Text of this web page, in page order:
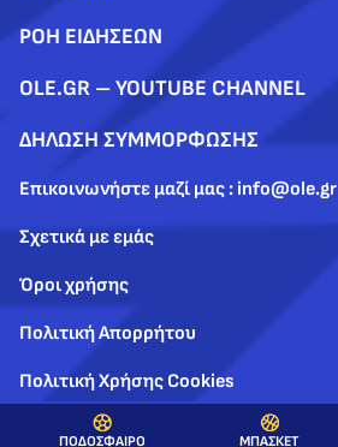
ΠΟΔΟΣΦΑΙΡΟ ΜΠΑΣΚΕΤ
ΡΟΗ ΕΙΔΗΣΕΩΝ
OLE.GR – YOUTUBE CHANNEL
ΔΗΛΩΣΗ ΣΥΜΜΟΡΦΩΣΗΣ
Επικοινωνήστε μαζί μας : info@ole.gr
Σχετικά με εμάς
Όροι χρήσης
Πολιτική Απορρήτου
Πολιτική Χρήσης Cookies